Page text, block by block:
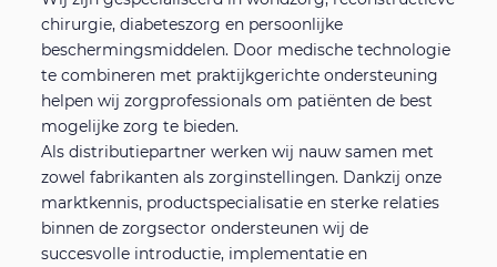
Cookie-en privacyverklaring
chirurgie, diabeteszorg en persoonlijke
beschermingsmiddelen. Door medische technologie
te combineren met praktijkgerichte ondersteuning
helpen wij zorgprofessionals om patiënten de best
mogelijke zorg te bieden.
Als distributiepartner werken wij nauw samen met
zowel fabrikanten als zorginstellingen. Dankzij onze
marktkennis, productspecialisatie en sterke relaties
binnen de zorgsector ondersteunen wij de
succesvolle introductie, implementatie en